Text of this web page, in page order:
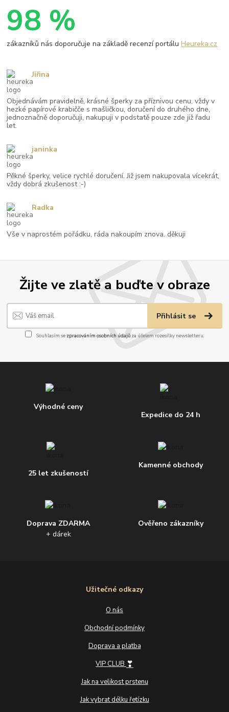
Žijte ve zlatě a buďte v obraze
Přihlásit se
Souhlasím se zpracováním osobních údajůza účelem rozesílky newsletteru.
Výhodné ceny
Expedice do 24 h
25 let zkušeností
Kamenné obchody
Doprava ZDARMA
+ dárek
Ověřeno zákazníky
Užitečné odkazy
O nás
Obchodní podmínky
Doprava a platba
VIP CLUB ❣
Jak na velikost prstenu
Jak vybrat délku řetízku
98 %
zákazníků nás doporučuje na základě recenzí portáluHeureka.cz
Objednávám pravidelně, krásné šperky za příznivou cenu, vždy v
hezké papírové krabičče s mašličkou, doručení do druhého dne,
jednoznačně doporučuji, nakupuji v podstatě pouze zde již řadu
let.
Jiřina
Pěkné šperky, velice rychlé doručení. Již jsem nakupovala vícekrát,
vždy dobrá zkušenost :-)
janinka
Vše v naprostém pořádku, ráda nakoupím znova. děkuji
Radka